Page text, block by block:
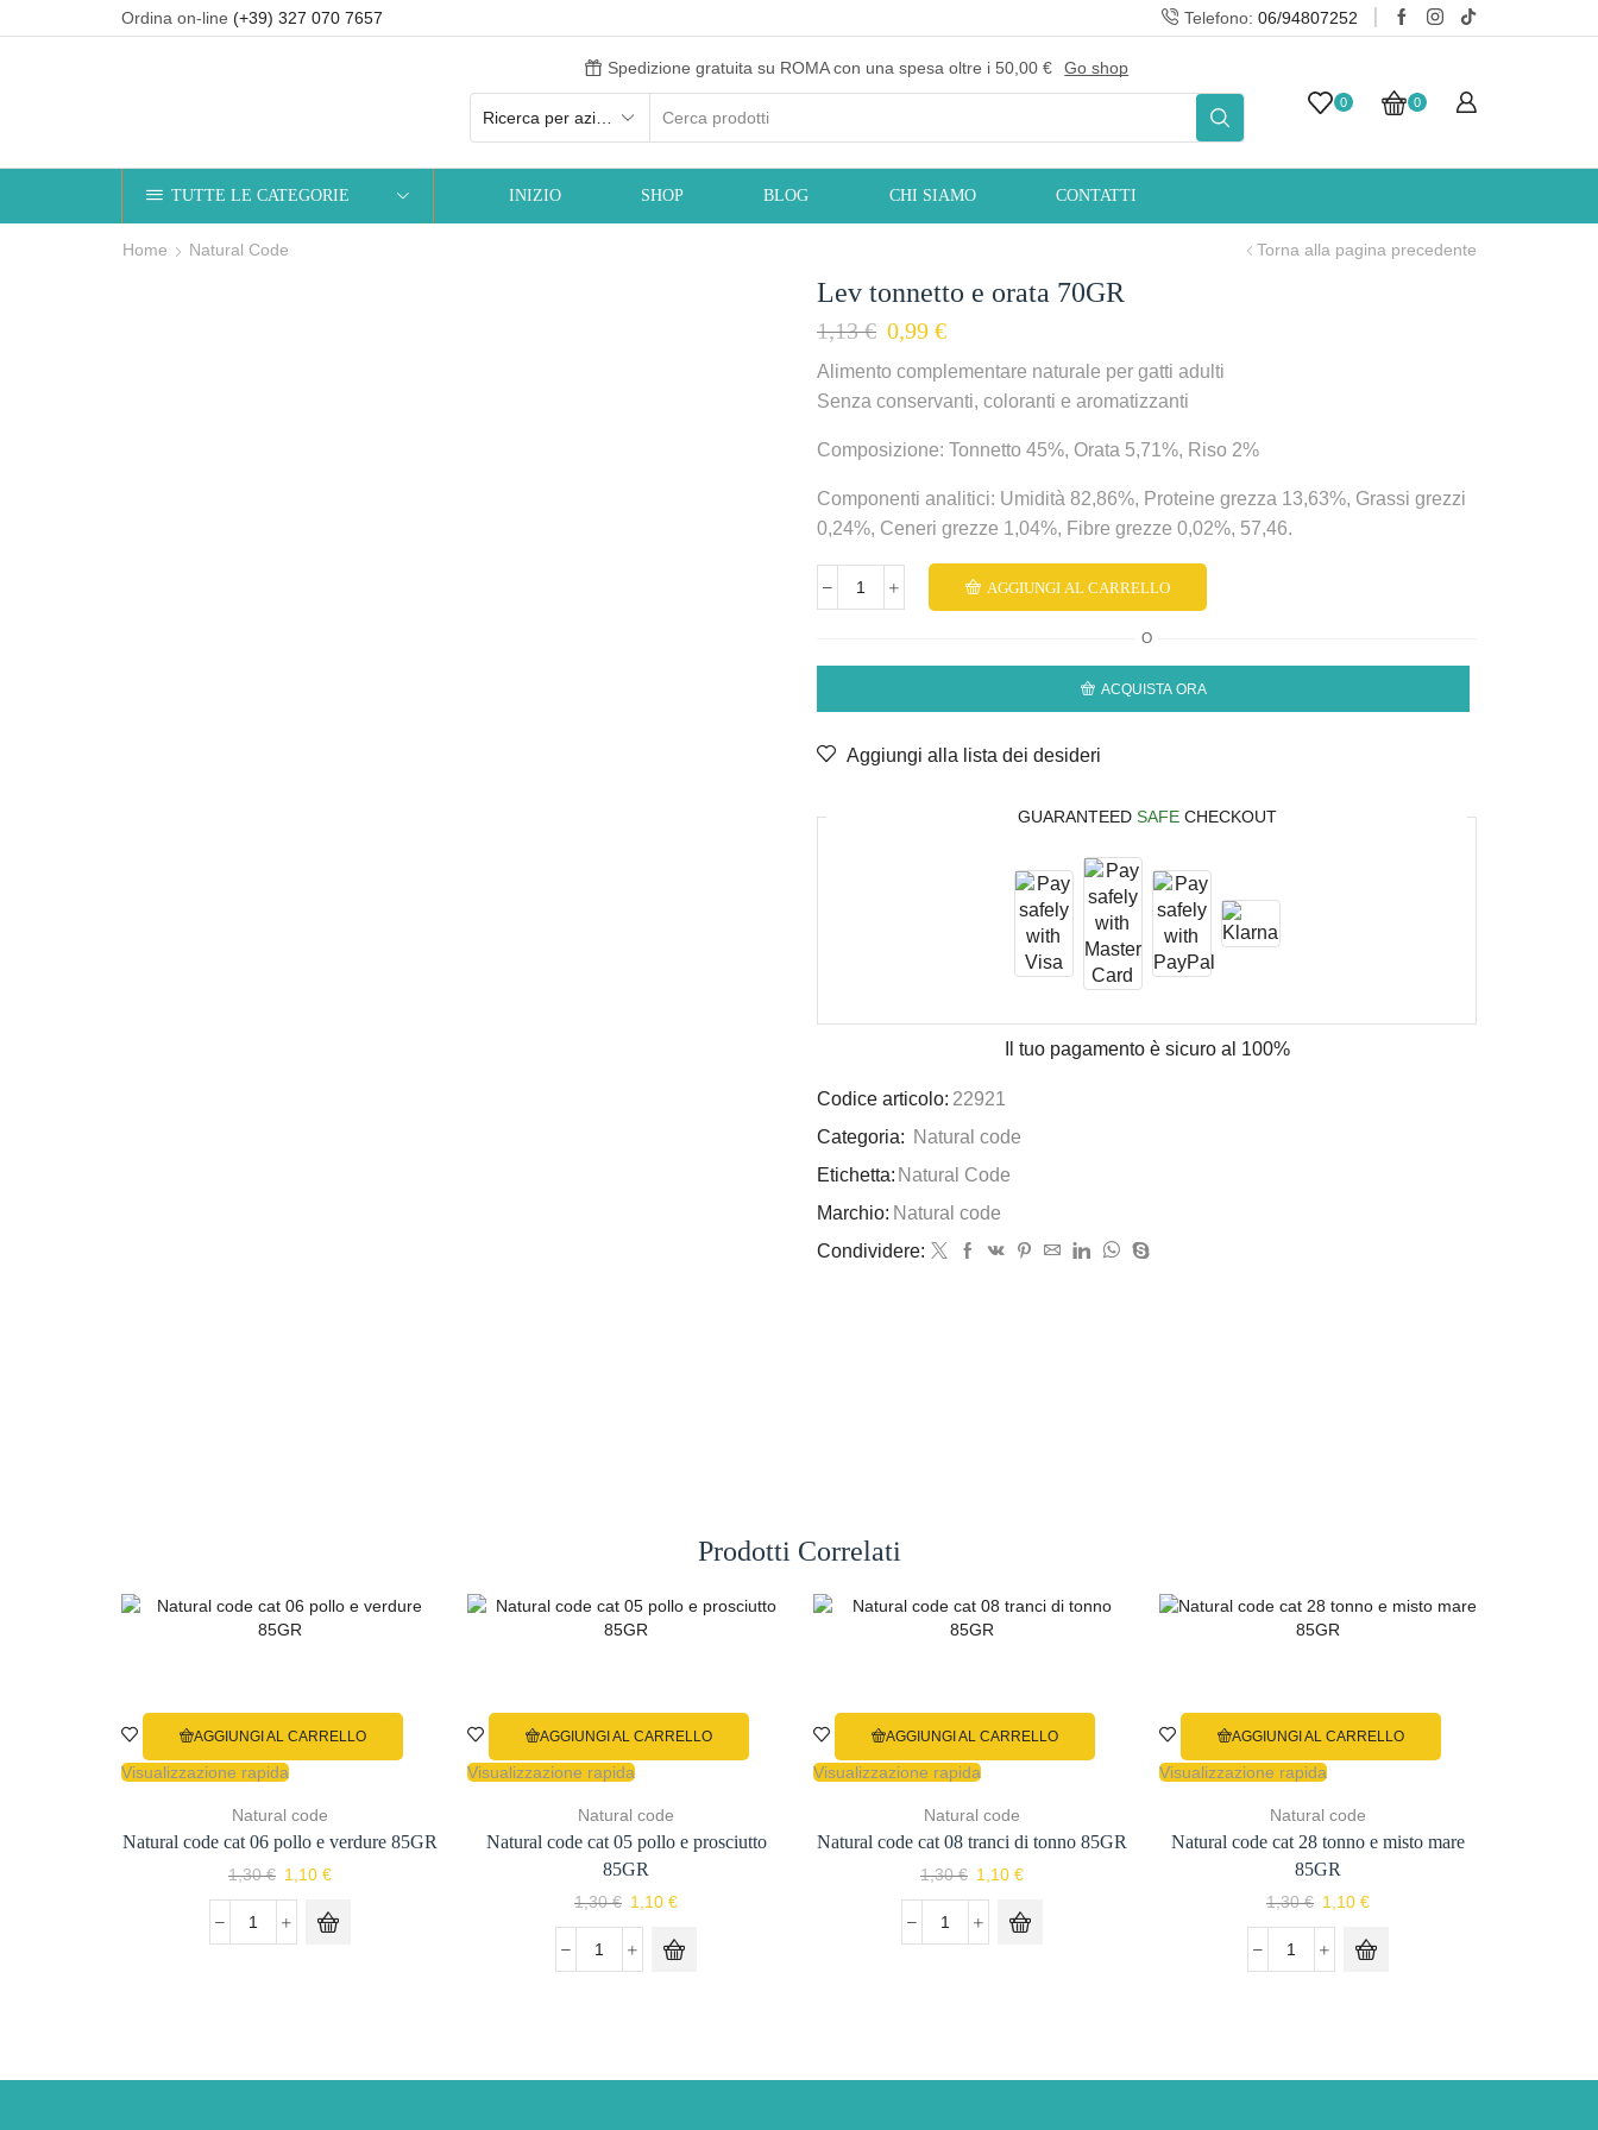
Ordina on-line (+39) 327 070 7657 Telefono: 06/94807252
Spedizione gratuita su ROMA con una spesa oltre i 50,00 € Go shop
0 0
TUTTE LE CATEGORIE INIZIO SHOP BLOG CHI SIAMO CONTATTI
Home Natural Code Torna alla pagina precedente
Lev tonnetto e orata 70GR
1,13€ Il
originale
era:
1,13 €.
0,99 €Il
attuale
è:
0,99 €.
Alimento complementare naturale per gatti adulti
Senza conservanti, coloranti e aromatizzanti
Composizione: Tonnetto 45%, Orata 5,71%, Riso 2%
Componenti analitici: Umidità 82,86%, Proteine grezza 13,63%, Grassi grezzi
0,24%, Ceneri grezze 1,04%, Fibre grezze 0,02%, 57,46.
Lev
orata
quantità
AGGIUNGI AL CARRELLO
O
ACQUISTA ORA
Aggiungi alla lista dei desideri
GUARANTEED SAFECHECKOUT
Il tuo pagamento è sicuro al 100%
Codice articolo: 22921
Categoria: Natural code
Etichetta: Natural Code
Marchio: Natural code
Condividere:
Prodotti Correlati
AGGIUNGI AL CARRELLO
Visualizzazione rapida
Natural code
Natural code cat 06 pollo e verdure 85GR
1,30€ Il
prezzo
originale
era:
1,10 €Il
attuale
Natural
verdure
AGGIUNGI AL CARRELLO
Visualizzazione rapida
Natural code
Natural code cat 05 pollo e prosciutto
85GR
1,30€ Il
prezzo
originale
era:
1,10 €Il
attuale
Natural
e
AGGIUNGI AL CARRELLO
Visualizzazione rapida
Natural code
Natural code cat 08 tranci di tonno 85GR
1,30€ Il
prezzo
originale
era:
1,10 €Il
attuale
Natural
tonno
AGGIUNGI AL CARRELLO
Visualizzazione rapida
Natural code
Natural code cat 28 tonno e misto mare
85GR
1,30€ Il
prezzo
originale
era:
1,10 €Il
attuale
Natural
e